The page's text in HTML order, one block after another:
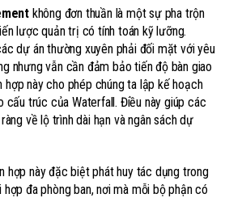
không đơn thuần là một sự pha trộn
lược quản trị có tính toán kỹ lưỡng.
dự án thường xuyên phải đối mặt với yêu
nhưng vẫn cần đảm bảo tiến độ bàn giao
hợp này cho phép chúng ta lập kế hoạch
cấu trúc của Waterfall. Điều này giúp các
về lộ trình dài hạn và ngân sách dự
hợp này đặc biệt phát huy tác dụng trong
đa phòng ban, nơi mà mỗi bộ phận có